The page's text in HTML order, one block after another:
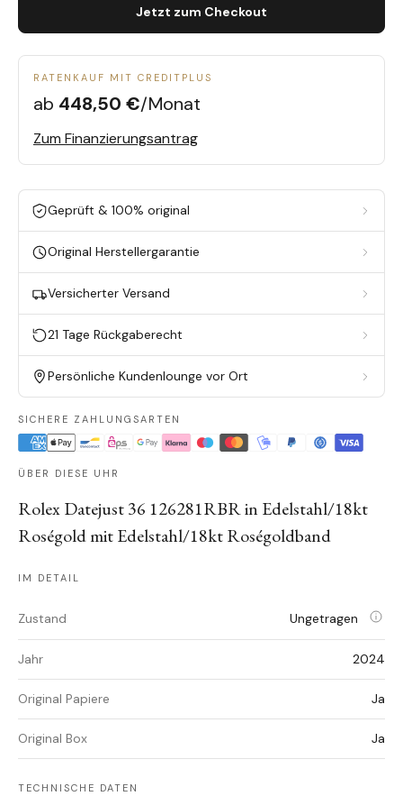
Jetzt zum Checkout
RATENKAUF MIT CREDITPLUS
ab 448,50 €/Monat
Zum Finanzierungsantrag
Geprüft & 100% original
Original Herstellergarantie
Versicherter Versand
21 Tage Rückgaberecht
Persönliche Kundenlounge vor Ort
SICHERE ZAHLUNGSARTEN
ÜBER DIESE UHR
Rolex Datejust 36 126281RBR in Edelstahl/18kt
Roségold mit Edelstahl/18kt Roségoldband
IM DETAIL
Zustand Ungetragen
Jahr 2024
Original Papiere Ja
Original Box Ja
TECHNISCHE DATEN